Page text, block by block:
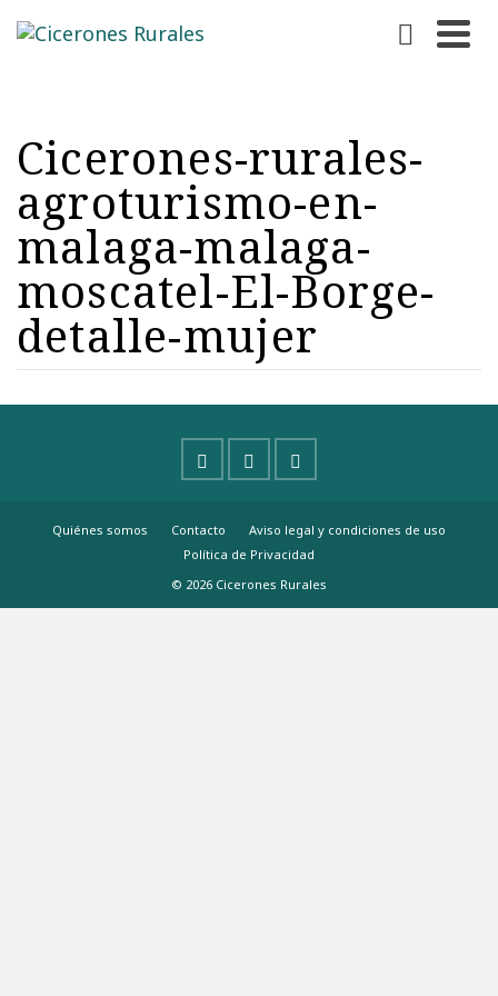
Cicerones-rurales-
agroturismo-en-
malaga-malaga-
moscatel-El-Borge-
detalle-mujer
Quiénes somos Contacto
Aviso legal y condiciones de uso
Política de Privacidad
© 2026 Cicerones Rurales